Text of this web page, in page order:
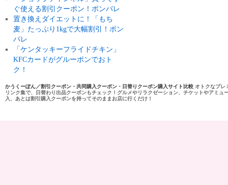
ぐ使える割引クーポン！ポンパレ
置き換えダイエットに！「もち
麦」たっぷり1kgで大幅割引！ポン
パレ
「ケンタッキーフライドチキン」
KFCカードがグルーポンでおト
ク！
かうくーぽん／割引クーポン・共同購入クーポン・日替りクーポン購入サイト比較 オトクなプレ
リンク集で、日替わり出品クーポンもチェック！グルメやリラクゼーション、チケットやアミ
入、あとは割引購入クーポンを持ってそのままお店に行くだけ！